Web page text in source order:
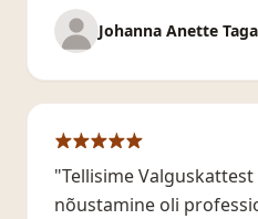
Johanna Anette
"Tellisime
nõustamine oli